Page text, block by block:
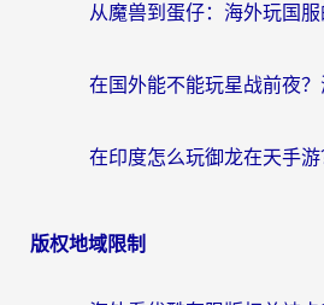
版权地域限制